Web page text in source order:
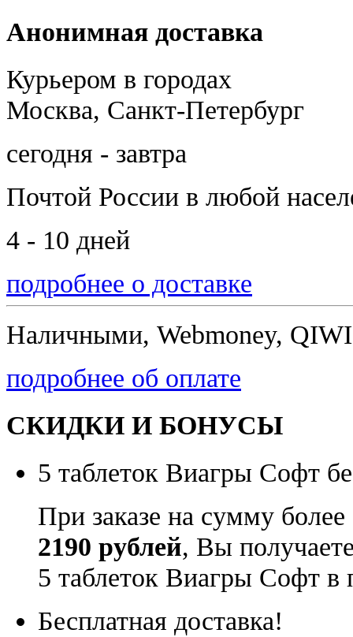
Анонимная доставка
Курьером в городах
Москва, Санкт-Петербург
сегодня - завтра
Почтой России в любой
4 - 10 дней
подробнее о доставке
Наличными, Webmoney,
подробнее об оплате
СКИДКИ И БОНУСЫ
5 таблеток Виагры Софт
При заказе на сумму более
2190 рублей, Вы
5 таблеток Виагры Софт в
Бесплатная доставка!